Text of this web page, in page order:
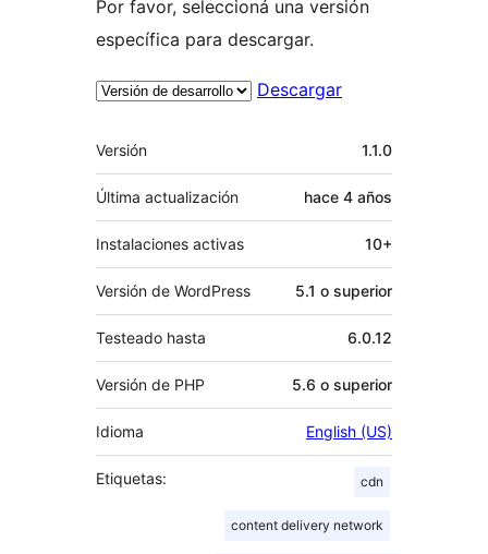
Por favor, seleccioná una versión
específica para descargar.
Descargar
Meta
Versión 1.1.0
Última actualización hace 4 años
Instalaciones activas 10+
Versión de WordPress 5.1 o superior
Testeado hasta 6.0.12
Versión de PHP 5.6 o superior
Idioma English (US)
Etiquetas: cdn
content delivery network